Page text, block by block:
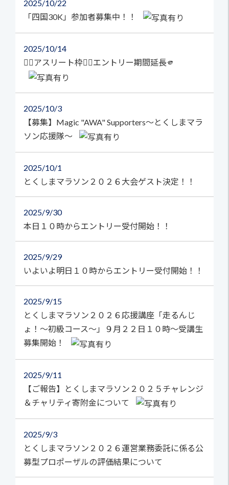
2025 10/22
「四国30K」参加者募集中！！
2025 10/14
🏃‍♀️アスリート枠🏃‍♂️エントリー期間延長🫵
2025 10/3
【募集】Magic "AWA" Supporters～とくしまマラ
ソン応援隊～
2025 10/1
とくしまマラソン２０２６大会ゲスト決定！！
2025 9/30
本日１０時からエントリー受付開始！！
2025 9/29
いよいよ明日１０時からエントリー受付開始！！
2025 9/15
とくしまマラソン２０２６応援講座「走るんじ
ょ！～初級コース～」９月２２日１０時～受講生
募集開始！
2025 9/11
【ご報告】とくしまマラソン２０２５チャレンジ
＆チャリティ寄附金について
2025 9/3
とくしまマラソン２０２６運営業務委託に係る公
募型プロポーザルの評価結果について